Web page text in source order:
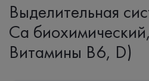
Выделительная
Ca
Витамины B6, D)